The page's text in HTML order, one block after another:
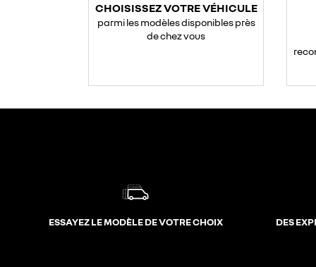
CHOISISSEZ VOTRE VÉHICULE
parmi les modèles disponibles près
de chez vous
ESSAYEZ LE MODÈLE DE VOTRE CHOIX DES